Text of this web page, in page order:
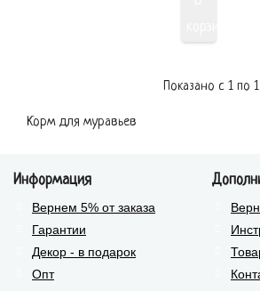
Показано с 1 по
Корм для муравьев
Информация
Вернем 5% от заказа
Гарантии
Декор - в подарок
Опт